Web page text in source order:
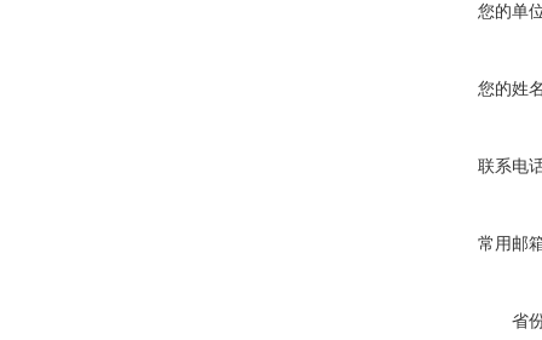
您的单
您的姓
联系电
常用邮
省